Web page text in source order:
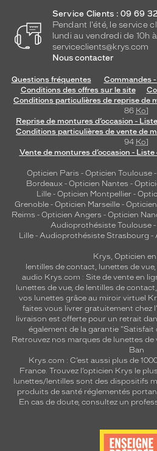
Service Clients : 09 69
Pendant l'été, le service
lundi au vendredi de 10h à
serviceclients@krys.com
Nous contacter
Questions fréquentes
Commandes
Conditions des offres sur le site
Conditions particulières de reprise de
86 Ko]
Reprise de montures d’occasion -
Conditions particulières de vente de
94 Ko]
Vente de montures d’occasion -
Opticien Paris - Opticien Toulouse-
Bordeaux- Opticien Nantes -
Lille - Opticien Montpellier -
Grenoble - Opticien Marseille -
Reims - Opticien Angers - Opticien
Audioprothésiste Toulouse-
Lille- Audioprothésiste Strasbourg -
Krys, Opticien en
lentilles de contact lunettes de vue,
audio Krys.com : Site de vente en
lunettes de vue, de lentilles de contact
vos lunettes grâce au miroir virtuel
faites vous livrer gratuitement chez
livraison est offerte pour un retrait
également de la garantie "Satisfait
Retrouvez nos marques de lunettes de
Ban
Krys.com : C’est aussi plus de
France. Trouvez l’opticien Krys le
lunettes/lentilles sont des dispositifs
produits de santé réglementés
En cas de doute, consultez un